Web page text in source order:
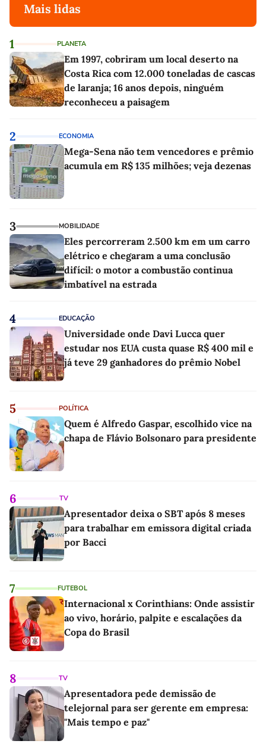
Mais lidas
1 PLANETA
Em 1997, cobriram um local deserto na
Costa Rica com 12.000 toneladas de cascas
de laranja; 16 anos depois, ninguém
reconheceu a paisagem
2 ECONOMIA
Mega-Sena não tem vencedores e prêmio
acumula em R$ 135 milhões; veja dezenas
3 MOBILIDADE
Eles percorreram 2.500 km em um carro
elétrico e chegaram a uma conclusão
difícil: o motor a combustão continua
imbatível na estrada
4 EDUCAÇÃO
Universidade onde Davi Lucca quer
estudar nos EUA custa quase R$ 400 mil e
já teve 29 ganhadores do prêmio Nobel
5 POLÍTICA
Quem é Alfredo Gaspar, escolhido vice na
chapa de Flávio Bolsonaro para presidente
6 TV
Apresentador deixa o SBT após 8 meses
para trabalhar em emissora digital criada
por Bacci
7 FUTEBOL
Internacional x Corinthians: Onde assistir
ao vivo, horário, palpite e escalações da
Copa do Brasil
8 TV
Apresentadora pede demissão de
telejornal para ser gerente em empresa:
"Mais tempo e paz"